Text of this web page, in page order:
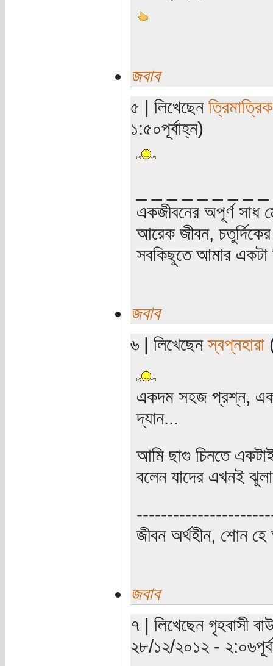
জবাব
৫ | লিখেছেন
১:৫০পূর্বাহ্ন)
একজীবনের অপূর্ণ সাধ
আরেক জীবন, চতুর্দিকের
সবকিছুতে আমার একটা
জবাব
৬ | লিখেছেনস্বপ্নহারা
একদম সহজ প্রশ্ন,
দ্যান...
আমি ছাগু চিনতে
বলেন যাদের এখনই
জীবন অর্থহীন, শোন হে
জবাব
৭ | লিখেছেন গৃহবাসী
২৮/১২/২০১২ -